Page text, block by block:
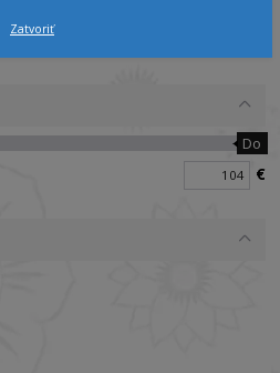
Do
€
Zatvoriť